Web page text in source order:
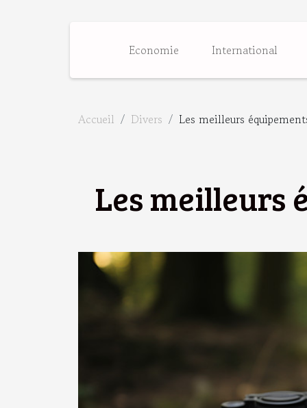
Economie International
Accueil Divers Les meilleurs
Les meilleurs